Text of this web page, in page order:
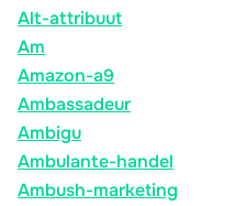
Alt-attribuut
Am
Amazon-a9
Ambassadeur
Ambigu
Ambulante-handel
Ambush-marketing